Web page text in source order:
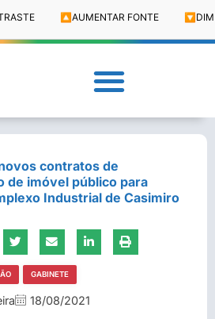
🔼 AUMENTAR FONTE 🔽
contratos de
de imóvel público para
Industrial de Casimiro
GABINETE
18/08/2021